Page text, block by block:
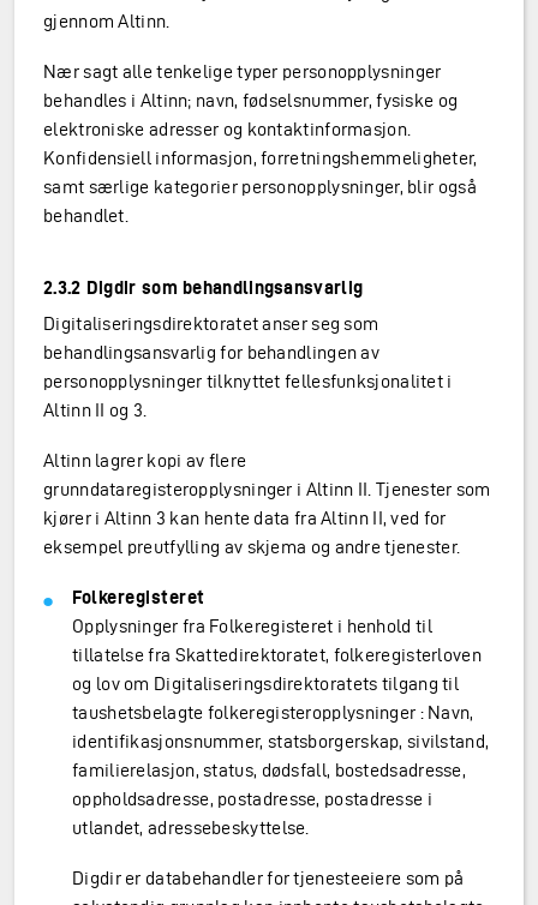
gjennom Altinn.
Nær sagt alle tenkelige typer personopplysninger
behandles i Altinn; navn, fødselsnummer, fysiske og
elektroniske adresser og kontaktinformasjon.
Konfidensiell informasjon, forretningshemmeligheter,
samt særlige kategorier personopplysninger, blir også
behandlet.
2.3.2 Digdir som behandlingsansvarlig
Digitaliseringsdirektoratet anser seg som
behandlingsansvarlig for behandlingen av
personopplysninger tilknyttet fellesfunksjonalitet i
Altinn II og 3.
Altinn lagrer kopi av flere
grunndataregisteropplysninger i Altinn II. Tjenester som
kjører i Altinn 3 kan hente data fra Altinn II, ved for
eksempel preutfylling av skjema og andre tjenester.
Folkeregisteret
Opplysninger fra Folkeregisteret i henhold til
tillatelse fra Skattedirektoratet, folkeregisterloven
og lov om Digitaliseringsdirektoratets tilgang til
taushetsbelagte folkeregisteropplysninger : Navn,
identifikasjonsnummer, statsborgerskap, sivilstand,
familierelasjon, status, dødsfall, bostedsadresse,
oppholdsadresse, postadresse, postadresse i
utlandet, adressebeskyttelse.
Digdir er databehandler for tjenesteeiere som på